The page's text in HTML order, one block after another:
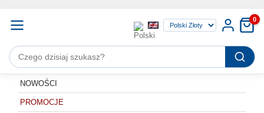
0
NOWOŚCI
PROMOCJE
Ta strona używa ciasteczek (cookies), dzięki którym nasz serwis może
Dowiedz się więcej Rozumiem